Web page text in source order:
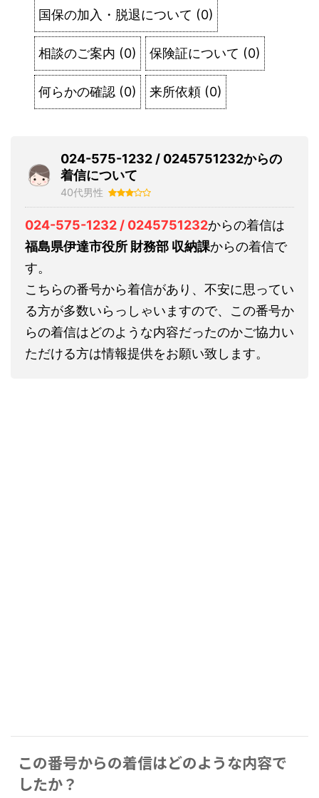
国保の加入・脱退について (0)
相談のご案内 (0) 保険証について (0)
何らかの確認 (0) 来所依頼 (0)
024-575-1232 / 0245751232からの
着信について
40代男性
024-575-1232 / 0245751232からの着信は
福島県伊達市役所 財務部 収納課からの着信で
す。
こちらの番号から着信があり、不安に思ってい
る方が多数いらっしゃいますので、この番号か
らの着信はどのような内容だったのかご協力い
ただける方は情報提供をお願い致します。
この番号からの着信はどのような内容で
したか？